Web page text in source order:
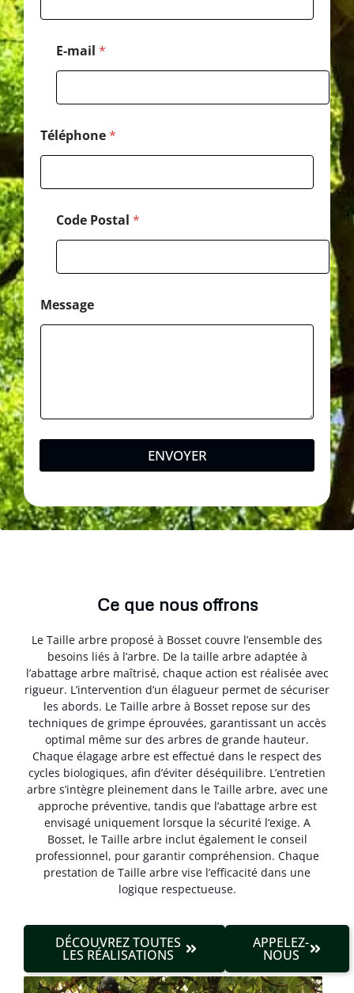
E-mail *
Téléphone*
Code Postal *
p
h
o
n
e
*
Message
ENVOYER
Ce que nous offrons
Le Taille arbre proposé à Bosset couvre l’ensemble des
besoins liés à l’arbre. De la taille arbre adaptée à
l’abattage arbre maîtrisé, chaque action est réalisée avec
rigueur. L’intervention d’un élagueur permet de sécuriser
les abords. Le Taille arbre à Bosset repose sur des
techniques de grimpe éprouvées, garantissant un accès
optimal même sur des arbres de grande hauteur.
Chaque élagage arbre est effectué dans le respect des
cycles biologiques, afin d’éviter déséquilibre. L’entretien
arbre s’intègre pleinement dans le Taille arbre, avec une
approche préventive, tandis que l’abattage arbre est
envisagé uniquement lorsque la sécurité l’exige. A
Bosset, le Taille arbre inclut également le conseil
professionnel, pour garantir compréhension. Chaque
prestation de Taille arbre vise l’efficacité dans une
logique respectueuse.
DÉCOUVREZ TOUTES
LES RÉALISATIONS
APPELEZ-
NOUS